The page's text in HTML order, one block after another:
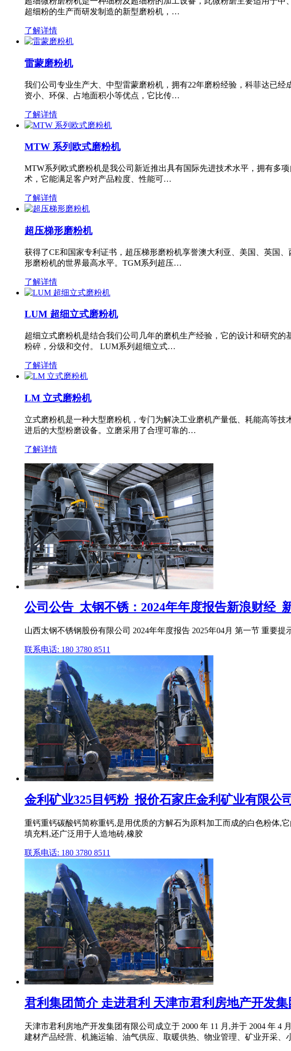
超细粉的生产而研发制造的新型磨粉机，…
了解详情
雷蒙磨粉机
我们公司专业生产大、中型雷蒙磨粉机，拥有22年磨粉经验，科菲达已
资小、环保、占地面积小等优点，它比传…
了解详情
MTW 系列欧式磨粉机
MTW系列欧式磨粉机是我公司新近推出具有国际先进技术水平，拥有多
术，它能满足客户对产品粒度、性能可…
了解详情
超压梯形磨粉机
获得了CE和国家专利证书，超压梯形磨粉机享誉澳大利亚、美国、英国
形磨粉机的世界最高水平。TGM系列超压…
了解详情
LUM 超细立式磨粉机
超细立式磨粉机是结合我们公司几年的磨机生产经验，它的设计和研究
粉碎，分级和交付。 LUM系列超细立式…
了解详情
LM 立式磨粉机
立式磨粉机是一种大型磨粉机，专门为解决工业磨机产量低、耗能高等
进后的大型粉磨设备。立磨采用了合理可靠的…
了解详情
公司公告_太钢不锈：2024年年度报告新浪财经_
山西太钢不锈钢股份有限公司 2024年年度报告 2025年04月 第一节 重要
联系电话: 180 3780 8511
金利矿业325目钙粉_报价石家庄金利矿业有限公司
重钙重钙碳酸钙简称重钙,是用优质的方解石为原料加工而成的白色粉体,
填充料,还广泛用于人造地砖,橡胶
联系电话: 180 3780 8511
君利集团简介 走进君利 天津市君利房地产开发集
天津市君利房地产开发集团有限公司成立于 2000 年 11 月,并于 2004 年
建材产品经营、机施运输、油气供应、取暖供热、物业管理、矿业开采、